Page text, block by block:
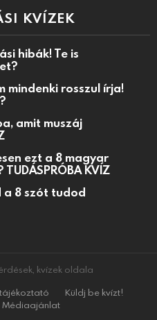
KVÍZEK
hibák! Te is
mindenki rosszul írja!
amit muszáj
ezt a 8 magyar
KVÍZ
a 8 szót tudod
kvízek oldala
Küldj be kvízt!
Médiaajánlat